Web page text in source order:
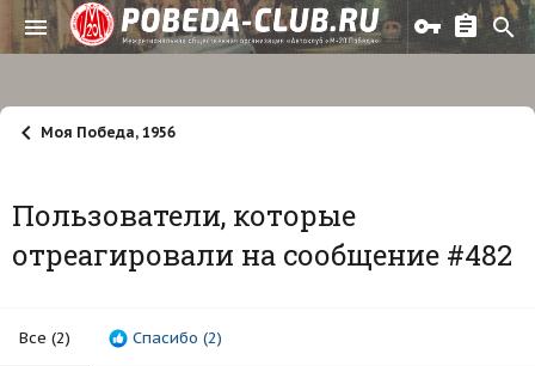
Моя Победа, 1956
Пользователи, которые
отреагировали на сообщение #482
Все (2) Спасибо (2)